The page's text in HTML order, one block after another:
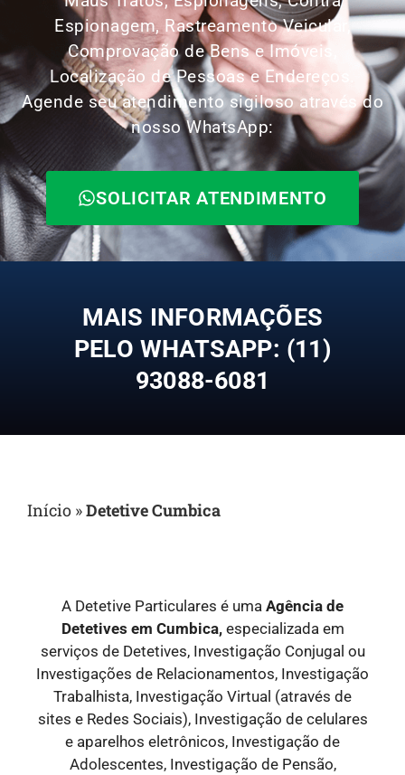
Espionagem, Rastreamento Veicular,
Comprovação de Bens e Imóveis,
Localização de Pessoas e Endereços.
Agende seu atendimento sigiloso através do
nosso WhatsApp:
SOLICITAR ATENDIMENTO
MAIS INFORMAÇÕES
PELO WHATSAPP: (11)
93088-6081
Início »Detetive Cumbica
A Detetive Particulares é uma Agência de
Detetives em Cumbica,especializada em
serviços de Detetives, Investigação Conjugal ou
Investigações de Relacionamentos, Investigação
Trabalhista, Investigação Virtual (através de
sites e Redes Sociais), Investigação de celulares
e aparelhos eletrônicos, Investigação de
Adolescentes, Investigação de Pensão,